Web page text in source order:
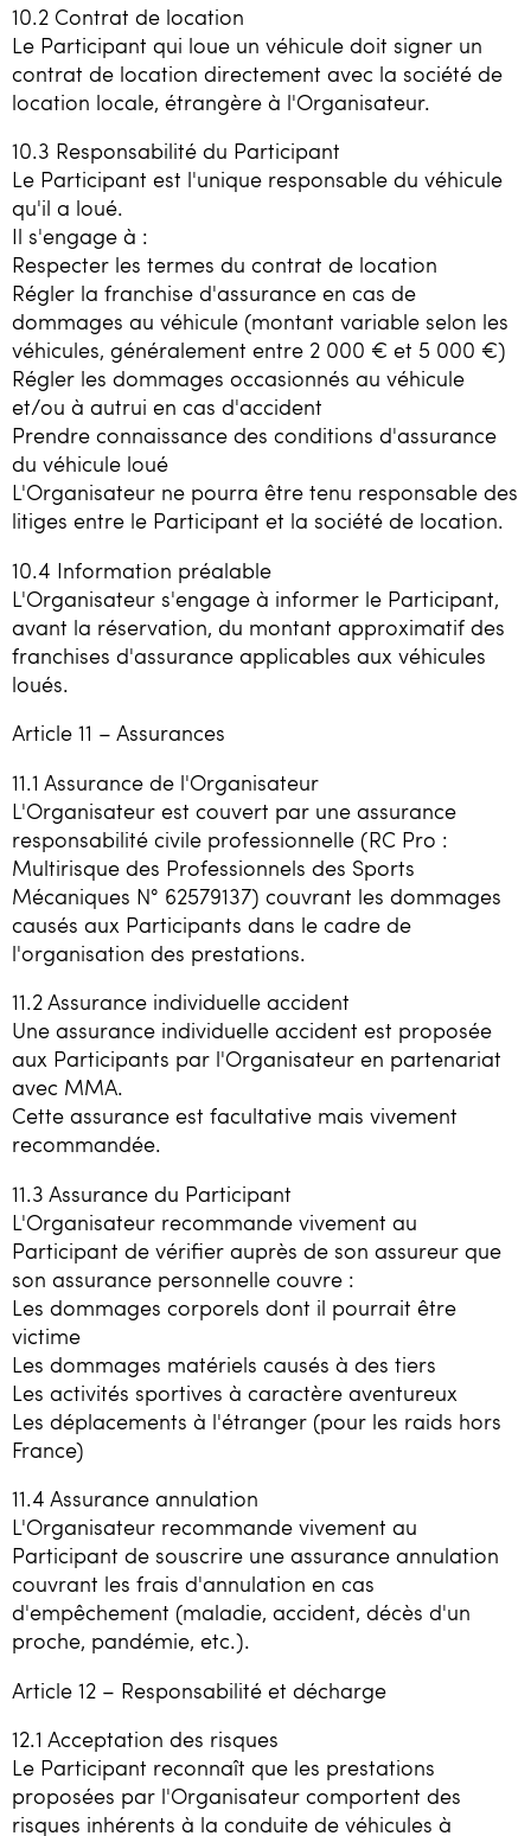
10.2 Contrat de location
Le Participant qui loue un véhicule doit signer un
contrat de location directement avec la société de
location locale, étrangère à l'Organisateur.
10.3 Responsabilité du Participant
Le Participant est l'unique responsable du véhicule
qu'il a loué.
Il s'engage à :
Respecter les termes du contrat de location
Régler la franchise d'assurance en cas de
dommages au véhicule (montant variable selon les
véhicules, généralement entre 2 000 € et 5 000 €)
Régler les dommages occasionnés au véhicule
et/ou à autrui en cas d'accident
Prendre connaissance des conditions d'assurance
du véhicule loué
L'Organisateur ne pourra être tenu responsable des
litiges entre le Participant et la société de location.
10.4 Information préalable
L'Organisateur s'engage à informer le Participant,
avant la réservation, du montant approximatif des
franchises d'assurance applicables aux véhicules
loués.
Article 11 – Assurances
11.1 Assurance de l'Organisateur
L'Organisateur est couvert par une assurance
responsabilité civile professionnelle (RC Pro :
Multirisque des Professionnels des Sports
Mécaniques N° 62579137) couvrant les dommages
causés aux Participants dans le cadre de
l'organisation des prestations.
11.2 Assurance individuelle accident
Une assurance individuelle accident est proposée
aux Participants par l'Organisateur en partenariat
avec MMA.
Cette assurance est facultative mais vivement
recommandée.
11.3 Assurance du Participant
L'Organisateur recommande vivement au
Participant de vérifier auprès de son assureur que
son assurance personnelle couvre :
Les dommages corporels dont il pourrait être
victime
Les dommages matériels causés à des tiers
Les activités sportives à caractère aventureux
Les déplacements à l'étranger (pour les raids hors
France)
11.4 Assurance annulation
L'Organisateur recommande vivement au
Participant de souscrire une assurance annulation
couvrant les frais d'annulation en cas
d'empêchement (maladie, accident, décès d'un
proche, pandémie, etc.).
Article 12 – Responsabilité et décharge
12.1 Acceptation des risques
Le Participant reconnaît que les prestations
proposées par l'Organisateur comportent des
risques inhérents à la conduite de véhicules à